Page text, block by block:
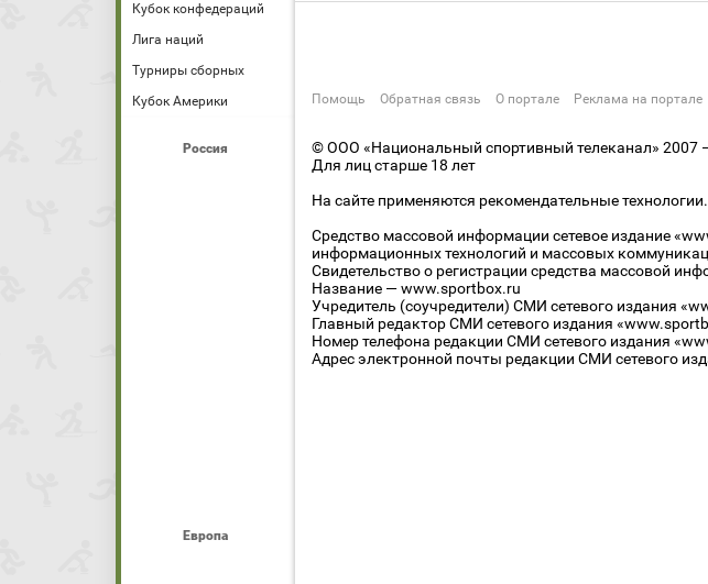
Кубок конфедераций
Лига наций
Турниры сборных
Кубок Америки
Россия
Европа
Помощь Обратная связь О портале Реклама на портале
© ООО «Национальный спортивный телеканал» 2007
Для лиц старше 18 лет
На сайте применяются рекомендательные
Средство массовой информации сетевое издание
информационных технологий и массовых
Свидетельство о регистрации средства массовой
Название — www.sportbox.ru
Учредитель (соучредители) СМИ сетевого издания
Главный редактор СМИ сетевого издания
Номер телефона редакции СМИ сетевого издания
Адрес электронной почты редакции СМИ сетевого